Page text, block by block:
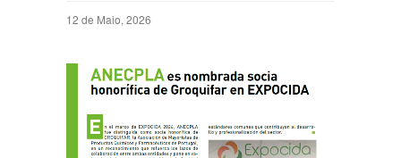
12 de Maio, 2026